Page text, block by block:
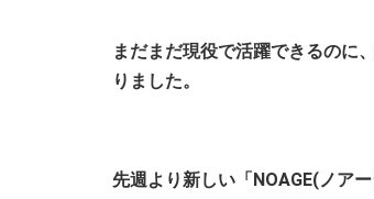
まだまだ現役で活躍できるのに
りました。
先週より新しい「NOAGE(ノア